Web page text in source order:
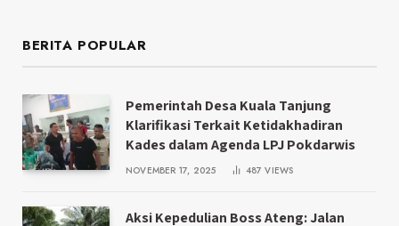
BERITA POPULAR
Pemerintah Desa Kuala Tanjung
Klarifikasi Terkait Ketidakhadiran
Kades dalam Agenda LPJ Pokdarwis
NOVEMBER 17, 2025 487VIEWS
Aksi Kepedulian Boss Ateng: Jalan